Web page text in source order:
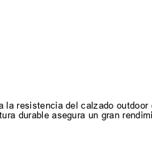
resistencia del calzado
durable asegura un gran